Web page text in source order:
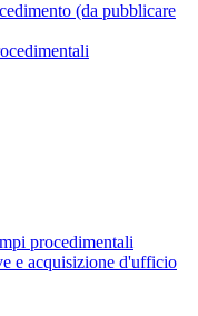
(da pubblicare
procedimentali
e acquisizione d'ufficio